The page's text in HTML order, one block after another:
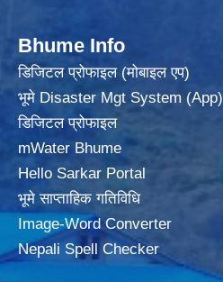
Bhume Info
डिजिटल प्रोफाइल (मोबाइल एप)
भूमे Disaster Mgt System (App)
डिजिटल प्रोफाइल
mWater Bhume
Hello Sarkar Portal
भूमे साप्ताहिक गतिविधि
Image-Word Converter
Nepali Spell Checker